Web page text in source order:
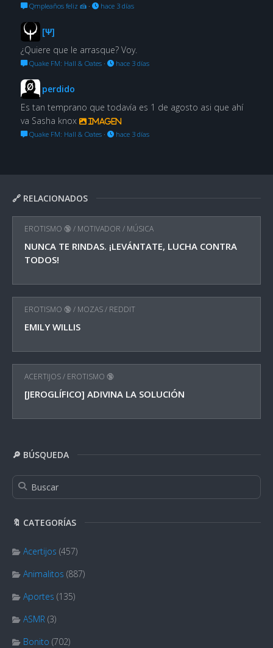
🔗 RELACIONADOS
EROTISMO 🔞/ MOTIVADOR / MÚSICA
NUNCA TE RINDAS. ¡LEVÁNTATE, LUCHA CONTRA
TODOS!
EROTISMO 🔞/ MOZAS/ REDDIT
EMILY WILLIS
ACERTIJOS/ EROTISMO 🔞
[JEROGLÍFICO] ADIVINA LA SOLUCIÓN
🔎 BÚSQUEDA
🔖 CATEGORÍAS
Acertijos (457)
Animalitos (887)
Aportes (135)
ASMR (3)
Bonito (702)
Qmpleaños feliz 🍰· hace 3 días
[Ψ]
¿Quiere que le arrasque? Voy.
Quake FM: Hall & Oates· hace 3 días
perdido
Es tan temprano que todavía es 1 de agosto asi que ahí
va Sasha knox
Imagen
Quake FM: Hall & Oates· hace 3 días